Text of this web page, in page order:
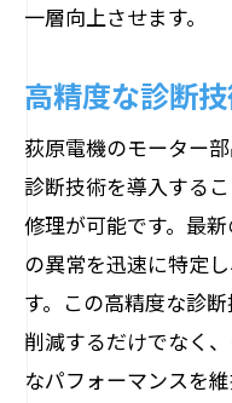
一層向上させます。
高精度な診断
荻原電機のモーター
診断技術を導入する
修理が可能です。最
の異常を迅速に特定
す。この高精度な診
削減するだけでなく
なパフォーマンスを